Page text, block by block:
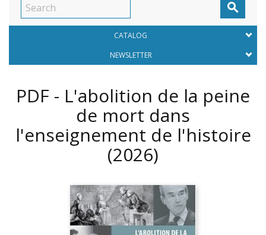

CATALOG
NEWSLETTER
PDF - L'abolition de la peine
de mort dans
l'enseignement de l'histoire
(2026)